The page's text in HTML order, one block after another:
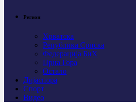
Регион
Хрватска
Република Српска
Федерација БиХ
Црна Гора
Остало
Дијаспора
Спорт
Видео